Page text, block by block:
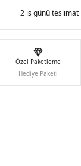
2 iş günü teslimat
Özel Paketleme
Hediye Paketi